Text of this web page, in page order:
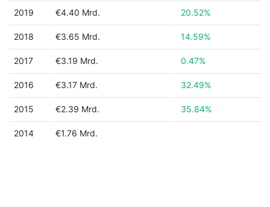
2019 €4.40 Mrd. 20.52%
2018 €3.65 Mrd. 14.59%
2017 €3.19 Mrd. 0.47%
2016 €3.17 Mrd. 32.49%
2015 €2.39 Mrd. 35.84%
2014 €1.76 Mrd.